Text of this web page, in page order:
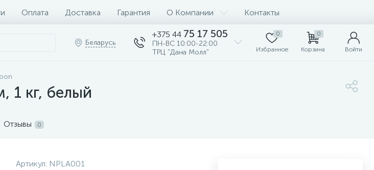
Оплата Доставка Гарантия О Компании Контакты
Беларусь
+375 44 75 17 505
ПН-ВС 10:00-22:00
ТРЦ "Дана Молл"
0
Избранное
0
Корзина Войти
1 кг, белый
Отзывы 0
Артикул: NPLA001